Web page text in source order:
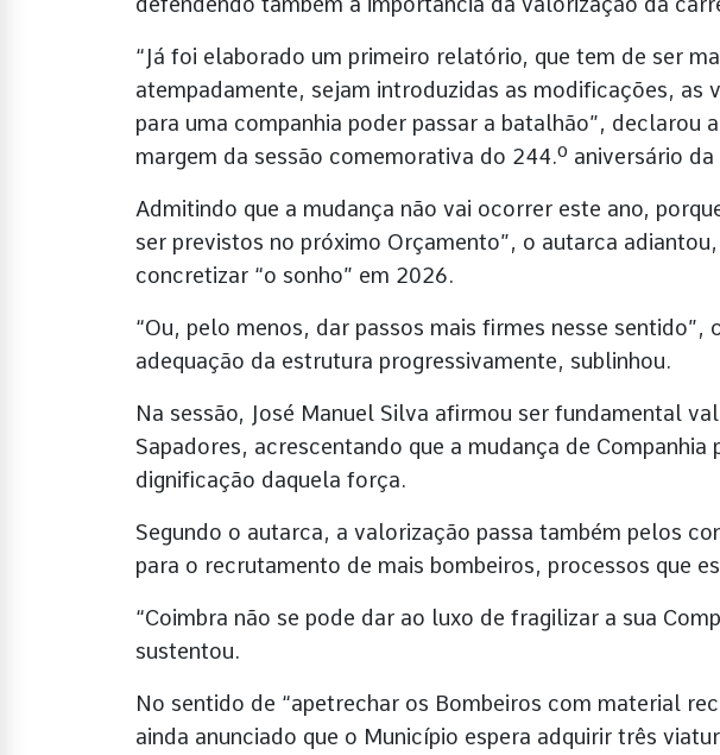
“Já foi elaborado um primeiro relatório, que tem de ser
atempadamente, sejam introduzidas as modificações, as
para uma companhia poder passar a batalhão”, declarou
margem da sessão comemorativa do 244.º aniversário da
Admitindo que a mudança não vai ocorrer este ano,
ser previstos no próximo Orçamento”, o autarca
concretizar “o sonho” em 2026.
“Ou, pelo menos, dar passos mais firmes nesse
adequação da estrutura progressivamente, sublinhou.
Na sessão, José Manuel Silva afirmou ser fundamental
Sapadores, acrescentando que a mudança de
dignificação daquela força.
Segundo o autarca, a valorização passa também pelos
para o recrutamento de mais bombeiros, processos que
“Coimbra não se pode dar ao luxo de fragilizar a sua
sustentou.
No sentido de “apetrechar os Bombeiros com material
ainda anunciado que o Município espera adquirir três